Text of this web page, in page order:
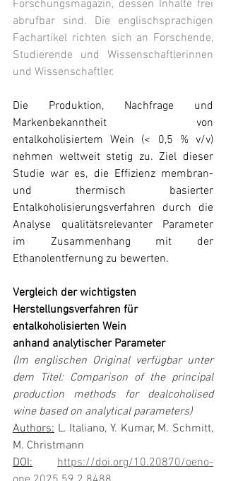
Forschungsmagazin, dessen Inhalte frei
abrufbar sind. Die englischsprachigen
Fachartikel richten sich an Forschende,
Studierende und Wissenschaftlerinnen
und Wissenschaftler.
Die Produktion, Nachfrage und
Markenbekanntheit von
entalkoholisiertem Wein (< 0,5 % v/v)
nehmen weltweit stetig zu. Ziel dieser
Studie war es, die Effizienz membran-
und thermisch basierter
Entalkoholisierungsverfahren durch die
Analyse qualitätsrelevanter Parameter
im Zusammenhang mit der
Ethanolentfernung zu bewerten.
Vergleich der wichtigsten
Herstellungsverfahren für
entalkoholisierten Wein
anhand analytischer Parameter
(Im englischen Original verfügbar unter
dem Titel: Comparison of the principal
production methods for dealcoholised
wine based on analytical parameters)
Authors: L. Italiano, Y. Kumar, M. Schmitt,
M. Christmann
DOI:
https://doi.org/10.20870/oeno-